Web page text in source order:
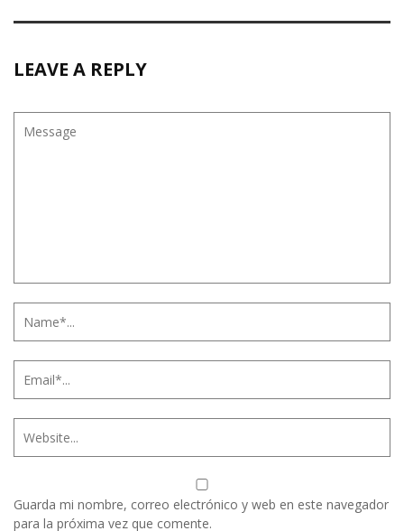
LEAVE A REPLY
Guarda mi nombre, correo electrónico y web en este navegador
para la próxima vez que comente.